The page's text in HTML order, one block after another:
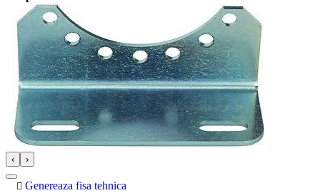
‹ ›
Genereaza fisa tehnica